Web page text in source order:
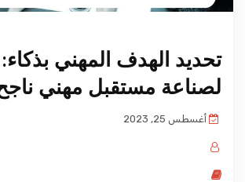
تحديد الهدف المهني
لصناعة مستقبل مهني
أغسطس 25, 2023